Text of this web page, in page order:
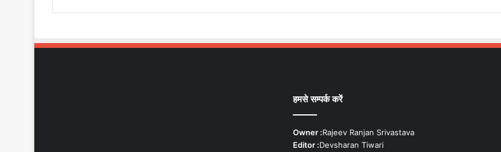
हमसे सम्पर्क करें
Owner :Rajeev Ranjan Srivastava
Editor :Devsharan Tiwari